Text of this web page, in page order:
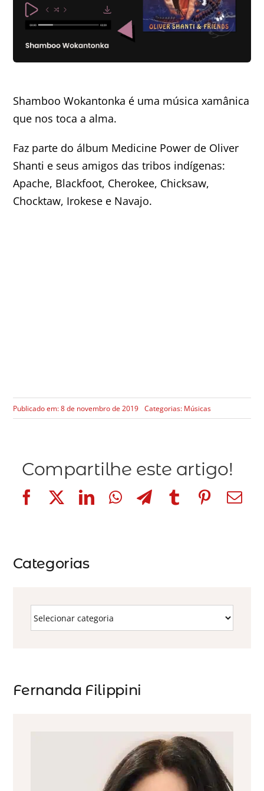
Minha Conta
Shamboo Wokantonka é uma música xamânica
que nos toca a alma.
Faz parte do álbum Medicine Power de Oliver
Shanti e seus amigos das tribos indígenas:
Apache, Blackfoot, Cherokee, Chicksaw,
Chocktaw, Irokese e Navajo.
Publicado em: 8 de novembro de 2019 Categorias: Músicas
Compartilhe este artigo!
Categorias
Fernanda Filippini